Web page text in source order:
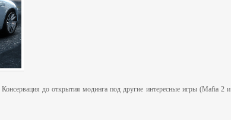
до открытия модинга под другие интересные игры (Mafia 2 и